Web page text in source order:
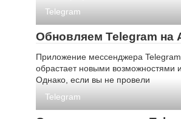
Telegram
Обновляем Telegram на
Приложение мессенджера
обрастает новыми возможностями
Однако, если вы не провели
Telegram